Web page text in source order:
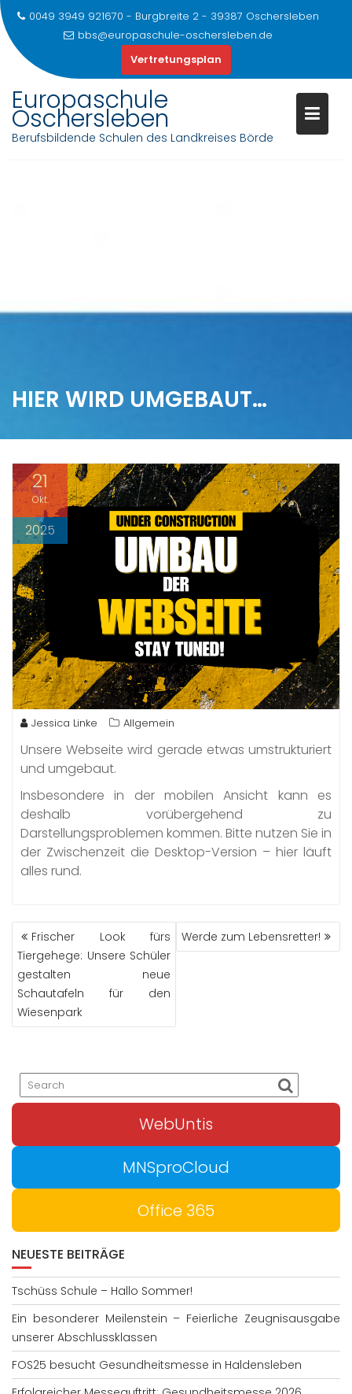
0049 3949 921670 - Burgbreite 2 - 39387 Oschersleben
bbs@europaschule-oschersleben.de
Vertretungsplan
Europaschule
Oschersleben
Berufsbildende Schulen des Landkreises Börde
HIER WIRD UMGEBAUT…
21
Okt.
2025
Jessica Linke Allgemein
Unsere Webseite wird gerade etwas umstrukturiert
und umgebaut.
Insbesondere in der mobilen Ansicht kann es
deshalb vorübergehend zu
Darstellungsproblemen kommen. Bitte nutzen Sie in
der Zwischenzeit die Desktop-Version – hier läuft
alles rund.
BEITRAGS-
NAVIGATION
Frischer Look fürs
Tiergehege: Unsere Schüler
gestalten neue
Schautafeln für den
Wiesenpark
Werde zum Lebensretter!
WebUntis
MNSproCloud
Office 365
NEUESTE BEITRÄGE
Tschüss Schule – Hallo Sommer!
Ein besonderer Meilenstein – Feierliche Zeugnisausgabe
unserer Abschlussklassen
FOS25 besucht Gesundheitsmesse in Haldensleben